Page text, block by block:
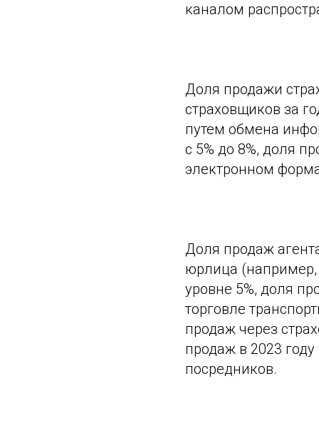
каналом
Доля продажи
страховщиков за
путем обмена
с 5% до 8%, доля
электронном
Доля продаж
юрлица (например,
уровне 5%, доля
торговле
продаж через
продаж в 2023
посредников.